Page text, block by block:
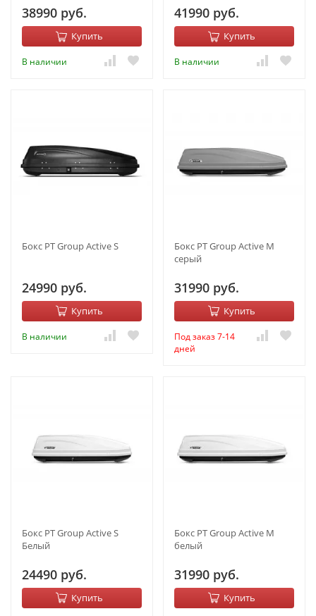
38990 руб.
Купить
В наличии
41990 руб.
Купить
В наличии
Бокс PT Group Active S
24990 руб.
Купить
В наличии
Бокс PT Group Active M
серый
31990 руб.
Купить
Под заказ 7-14
дней
Бокс PT Group Active S
Белый
24490 руб.
Купить
Бокс PT Group Active M
белый
31990 руб.
Купить